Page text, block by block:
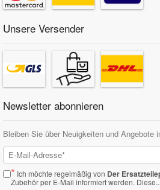
Unsere Versender
Newsletter abonnieren
Bleiben Sie über Neuigkeiten und Angebote
* Ich möchte regelmäßig von Der
Zubehör per E-Mail informiert werden. Diese...